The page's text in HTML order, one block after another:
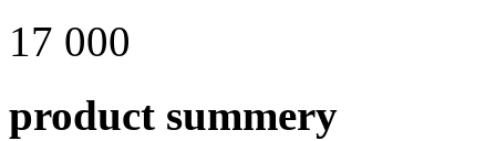
17 000
product summery